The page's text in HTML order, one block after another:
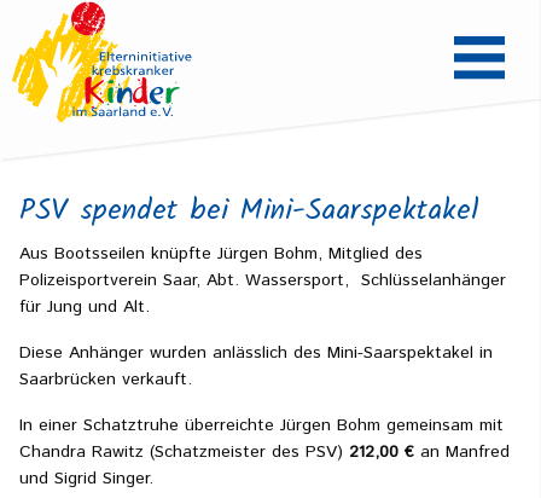
PSV spendet bei Mini-Saarspektakel
Aus Bootsseilen knüpfte Jürgen Bohm, Mitglied des
Polizeisportverein Saar, Abt. Wassersport, Schlüsselanhänger
für Jung und Alt.
Diese Anhänger wurden anlässlich des Mini-Saarspektakel in
Saarbrücken verkauft.
In einer Schatztruhe überreichte Jürgen Bohm gemeinsam mit
Chandra Rawitz (Schatzmeister des PSV) 212,00 € an Manfred
und Sigrid Singer.